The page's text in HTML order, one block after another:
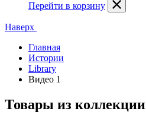
Перейти в корзину
Наверх
Главная
Истории
Library
Видео 1
Товары из коллекции